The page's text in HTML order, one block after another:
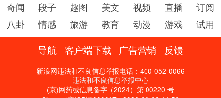
奇闻 段子 趣图 美文 视频 直播
订阅
八卦
情感 旅游 教育 动漫 游戏 试用
导航 客户端下载 广告营销 反馈
新浪网违法和不良信息举报电话：400-052-0066
违法和不良信息举报中心
(京)网药械信息备字（2024）第 00220 号